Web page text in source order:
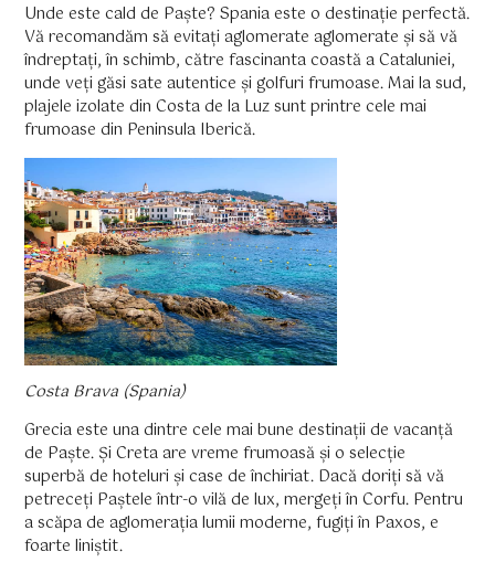
Unde este cald de Paște? Spania este o destinație perfectă.
Vă recomandăm să evitați aglomerate aglomerate și să vă
îndreptați, în schimb, către fascinanta coastă a Cataluniei,
unde veți găsi sate autentice și golfuri frumoase. Mai la sud,
plajele izolate din Costa de la Luz sunt printre cele mai
frumoase din Peninsula Iberică.
Costa Brava (Spania)
Grecia este una dintre cele mai bune destinații de vacanță
de Paște. Și Creta are vreme frumoasă și o selecție
superbă de hoteluri și case de închiriat. Dacă doriți să vă
petreceți Paștele într-o vilă de lux, mergeți în Corfu. Pentru
a scăpa de aglomerația lumii moderne, fugiți în Paxos, e
foarte liniștit.